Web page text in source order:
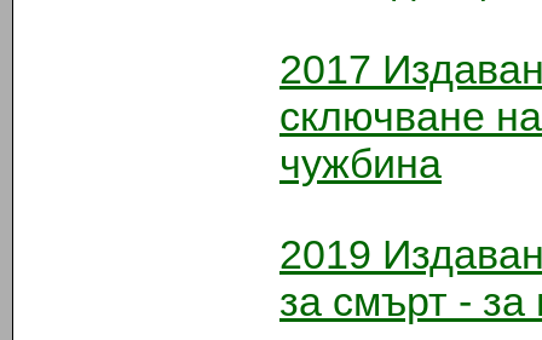
2017
сключване
чужбина
2019
за смърт - за